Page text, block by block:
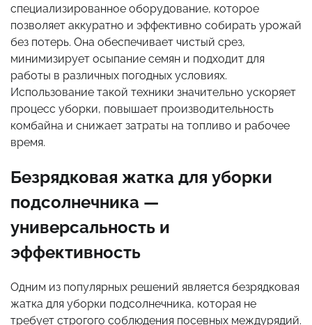
специализированное оборудование, которое
позволяет аккуратно и эффективно собирать урожай
без потерь. Она обеспечивает чистый срез,
минимизирует осыпание семян и подходит для
работы в различных погодных условиях.
Использование такой техники значительно ускоряет
процесс уборки, повышает производительность
комбайна и снижает затраты на топливо и рабочее
время.
Безрядковая жатка для уборки
подсолнечника —
универсальность и
эффективность
Одним из популярных решений является безрядковая
жатка для уборки подсолнечника, которая не
требует строгого соблюдения посевных междурядий.